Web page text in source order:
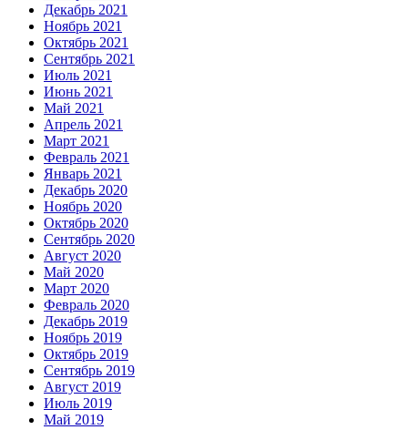
Декабрь 2021
Ноябрь 2021
Октябрь 2021
Сентябрь 2021
Июль 2021
Июнь 2021
Май 2021
Апрель 2021
Март 2021
Февраль 2021
Январь 2021
Декабрь 2020
Ноябрь 2020
Октябрь 2020
Сентябрь 2020
Август 2020
Май 2020
Март 2020
Февраль 2020
Декабрь 2019
Ноябрь 2019
Октябрь 2019
Сентябрь 2019
Август 2019
Июль 2019
Май 2019